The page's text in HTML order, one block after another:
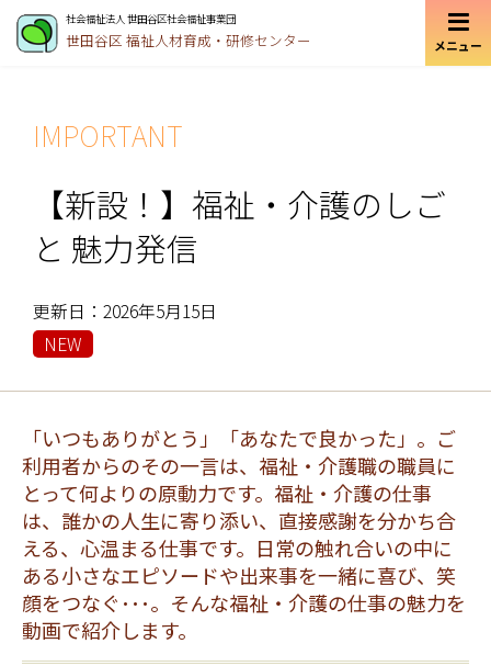
社会福祉法人 世田谷区社会福祉事業団
世田谷区 福祉人材育成・研修センター
IMPORTANT
【新設！】福祉・介護のしご
と 魅力発信
更新日：2026年5月15日
NEW
「いつもありがとう」「あなたで良かった」。ご
利用者からのその一言は、福祉・介護職の職員に
とって何よりの原動力です。福祉・介護の仕事
は、誰かの人生に寄り添い、直接感謝を分かち合
える、心温まる仕事です。日常の触れ合いの中に
ある小さなエピソードや出来事を一緒に喜び、笑
顔をつなぐ･･･。そんな福祉・介護の仕事の魅力を
動画で紹介します。
メニュー